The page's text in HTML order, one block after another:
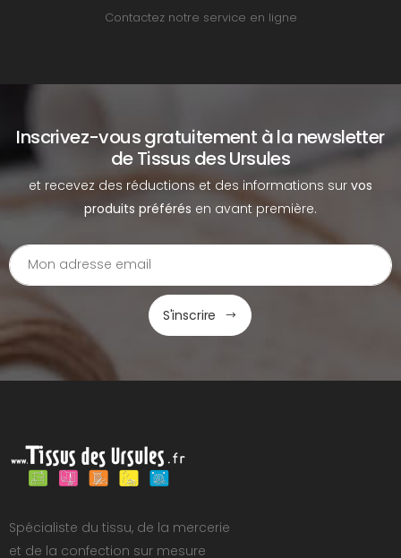
Contactez notre service en ligne
Inscrivez-vous gratuitement à la newsletter
de Tissus des Ursules
et recevez des réductions et des informations sur vos
produits préférés en avant première.
S'inscrire
Spécialiste du tissu, de la mercerie
et de la confection sur mesure